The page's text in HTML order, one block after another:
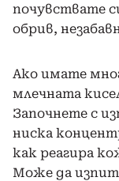
почувствате
обрив,
Ако имате
млечната
Започнете с
ниска
как реагира
Може да